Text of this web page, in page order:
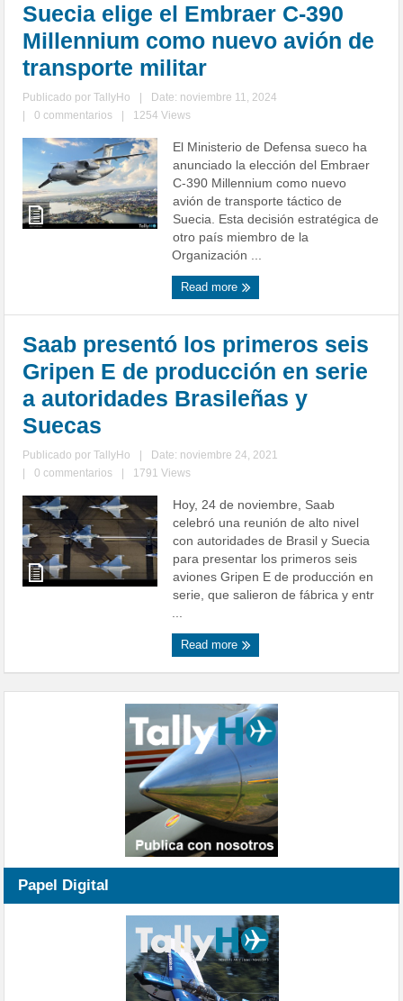
Suecia elige el Embraer C-390
Millennium como nuevo avión de
transporte militar
Publicado porTallyHo
Date: noviembre 11, 2024
0 commentarios 1254 Views
El Ministerio de Defensa sueco ha
anunciado la elección del Embraer
C-390 Millennium como nuevo
avión de transporte táctico de
Suecia. Esta decisión estratégica de
otro país miembro de la
Organización ...
Read more
Saab presentó los primeros seis
Gripen E de producción en serie
a autoridades Brasileñas y
Suecas
Publicado porTallyHo
Date: noviembre 24, 2021
0 commentarios 1791 Views
Hoy, 24 de noviembre, Saab
celebró una reunión de alto nivel
con autoridades de Brasil y Suecia
para presentar los primeros seis
aviones Gripen E de producción en
serie, que salieron de fábrica y entr
...
Read more
Papel Digital